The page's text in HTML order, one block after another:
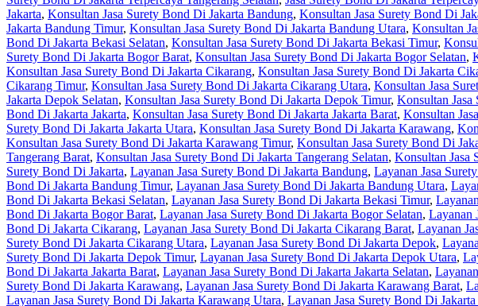
Jakarta, Konsultan Jasa Surety Bond Di Jakarta Bandung, Konsultan Jasa Surety Bond Di
Jakarta Bandung Timur, Konsultan Jasa Surety Bond Di Jakarta Bandung Utara, Konsultan
Bond Di Jakarta Bekasi Selatan, Konsultan Jasa Surety Bond Di Jakarta Bekasi Timur,
Surety Bond Di Jakarta Bogor Barat, Konsultan Jasa Surety Bond Di Jakarta Bogor Selatan,
Konsultan Jasa Surety Bond Di Jakarta Cikarang, Konsultan Jasa Surety Bond Di Jakarta
Cikarang Timur, Konsultan Jasa Surety Bond Di Jakarta Cikarang Utara, Konsultan Jasa
Jakarta Depok Selatan, Konsultan Jasa Surety Bond Di Jakarta Depok Timur, Konsultan
Bond Di Jakarta Jakarta, Konsultan Jasa Surety Bond Di Jakarta Jakarta Barat, Konsultan
Surety Bond Di Jakarta Jakarta Utara, Konsultan Jasa Surety Bond Di Jakarta Karawang,
Konsultan Jasa Surety Bond Di Jakarta Karawang Timur, Konsultan Jasa Surety Bond Di
Tangerang Barat, Konsultan Jasa Surety Bond Di Jakarta Tangerang Selatan, Konsultan Jasa
Surety Bond Di Jakarta, Layanan Jasa Surety Bond Di Jakarta Bandung, Layanan Jasa
Bond Di Jakarta Bandung Timur, Layanan Jasa Surety Bond Di Jakarta Bandung Utara,
Bond Di Jakarta Bekasi Selatan, Layanan Jasa Surety Bond Di Jakarta Bekasi Timur,
Bond Di Jakarta Bogor Barat, Layanan Jasa Surety Bond Di Jakarta Bogor Selatan, Layanan
Bond Di Jakarta Cikarang, Layanan Jasa Surety Bond Di Jakarta Cikarang Barat, Layanan
Surety Bond Di Jakarta Cikarang Utara, Layanan Jasa Surety Bond Di Jakarta Depok,
Surety Bond Di Jakarta Depok Timur, Layanan Jasa Surety Bond Di Jakarta Depok Utara,
Bond Di Jakarta Jakarta Barat, Layanan Jasa Surety Bond Di Jakarta Jakarta Selatan,
Surety Bond Di Jakarta Karawang, Layanan Jasa Surety Bond Di Jakarta Karawang Barat,
Layanan Jasa Surety Bond Di Jakarta Karawang Utara, Layanan Jasa Surety Bond Di